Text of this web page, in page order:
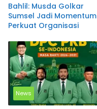
Bahlil: Musda Golkar
Sumsel Jadi Momentum
Perkuat Organisasi
News